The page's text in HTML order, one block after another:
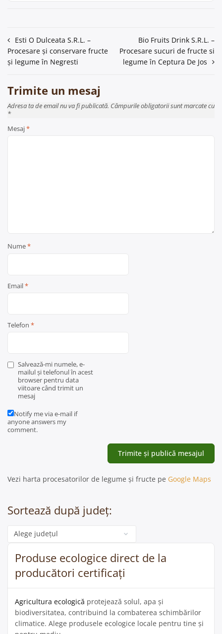
Navigare
în
Esti O Dulceata S.R.L. –
Procesare și conservare fructe
și legume în Negresti
Bio Fruits Drink S.R.L. –
Procesare sucuri de fructe si
legume în Ceptura De Jos
Trimite un mesaj
Adresa ta de email nu va fi publicată. Câmpurile obligatorii sunt marcate cu
*
Mesaj*
Nume*
Email*
Telefon *
Salvează-mi numele, e-
mailul și telefonul în acest
browser pentru data
viitoare când trimit un
mesaj
Notify me via e-mail if
anyone answers my
comment.
Vezi harta procesatorilor de legume și fructe pe Google Maps
Sortează după județ:
Categorie
Produse ecologice direct de la
producători certificați
Agricultura ecologică protejează solul, apa și
biodiversitatea, contribuind la combaterea schimbărilor
climatice. Alege produsele ecologice locale pentru tine și